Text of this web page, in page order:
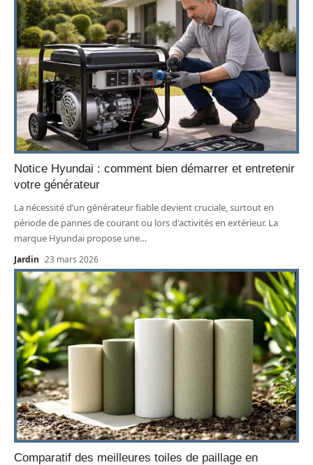
Notice Hyundai : comment bien démarrer et entretenir
votre générateur
La nécessité d’un générateur fiable devient cruciale, surtout en
période de pannes de courant ou lors d'activités en extérieur. La
marque Hyundai propose une…
Jardin 23 mars 2026
Comparatif des meilleures toiles de paillage en